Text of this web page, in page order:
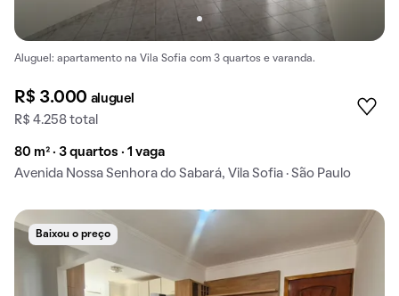
Aluguel: apartamento na Vila Sofia com 3 quartos e varanda.
R$ 3.000 aluguel
R$ 4.258 total
80 m² · 3 quartos · 1 vaga
Avenida Nossa Senhora do Sabará, Vila Sofia · São Paulo
Baixou o preço